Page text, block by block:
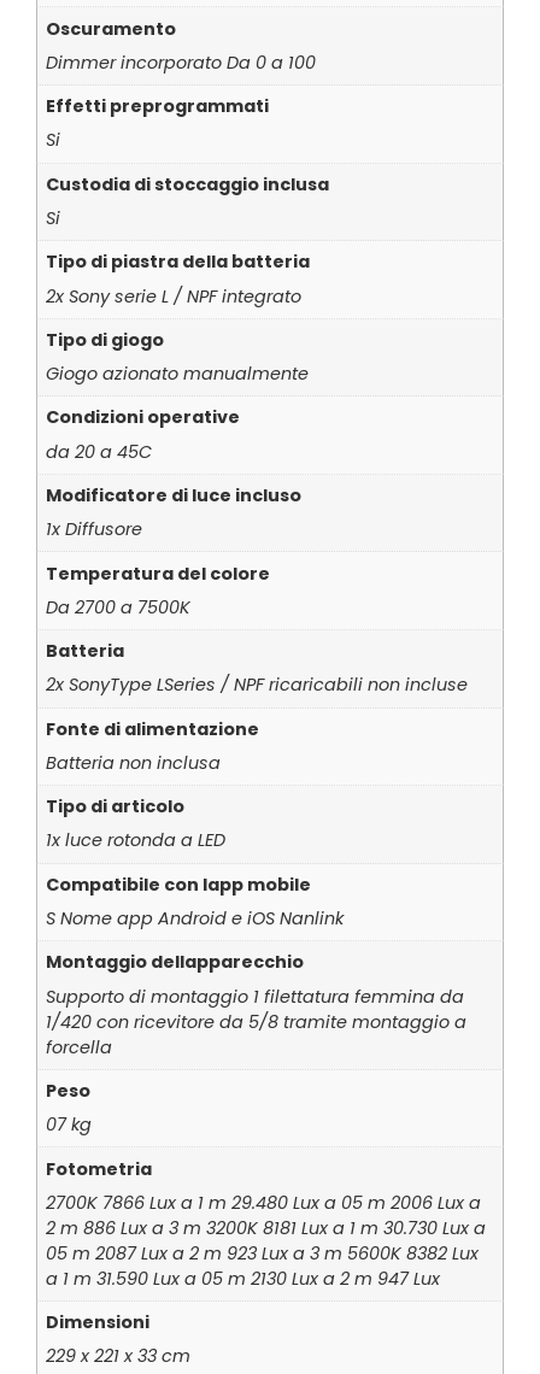
Oscuramento
Dimmer incorporato Da 0 a 100
Effetti preprogrammati
Si
Custodia di stoccaggio inclusa
Si
Tipo di piastra della batteria
2x Sony serie L / NPF integrato
Tipo di giogo
Giogo azionato manualmente
Condizioni operative
da 20 a 45C
Modificatore di luce incluso
1x Diffusore
Temperatura del colore
Da 2700 a 7500K
Batteria
2x SonyType LSeries / NPF ricaricabili non incluse
Fonte di alimentazione
Batteria non inclusa
Tipo di articolo
1x luce rotonda a LED
Compatibile con lapp mobile
S Nome app Android e iOS Nanlink
Montaggio dellapparecchio
Supporto di montaggio 1 filettatura femmina da
1/420 con ricevitore da 5/8 tramite montaggio a
forcella
Peso
07 kg
Fotometria
2700K 7866 Lux a 1 m 29.480 Lux a 05 m 2006 Lux a
2 m 886 Lux a 3 m 3200K 8181 Lux a 1 m 30.730 Lux a
05 m 2087 Lux a 2 m 923 Lux a 3 m 5600K 8382 Lux
a 1 m 31.590 Lux a 05 m 2130 Lux a 2 m 947 Lux
Dimensioni
229 x 221 x 33 cm